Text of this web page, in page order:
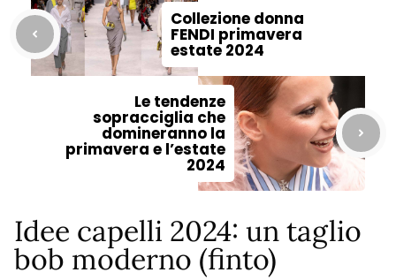
Collezione donna
FENDI primavera
estate 2024
Le tendenze
sopracciglia che
domineranno la
primavera e l’estate
2024
Idee capelli 2024: un taglio
bob moderno (finto)